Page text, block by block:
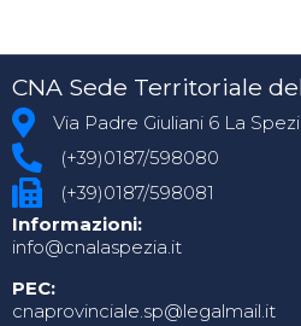
CNA Sede Territoriale
Via Padre Giuliani 6 La
(+39)0187/598080
(+39)0187/598081
Informazioni:
info@cnalaspezia.it
PEC:
cnaprovinciale.sp@legalmail.it